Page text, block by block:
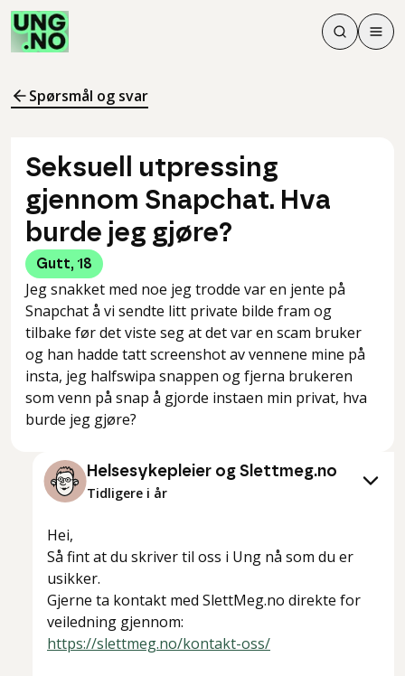
Søk
Søk
Meny
Spørsmål og svar
Seksuell utpressing
gjennom Snapchat. Hva
burde jeg gjøre?
Gutt, 18
Jeg snakket med noe jeg trodde var en jente på
Snapchat å vi sendte litt private bilde fram og
tilbake før det viste seg at det var en scam bruker
og han hadde tatt screenshot av vennene mine på
insta, jeg halfswipa snappen og fjerna brukeren
som venn på snap å gjorde instaen min privat, hva
burde jeg gjøre?
Helsesykepleier og Slettmeg.no
Tidligere i år
Hei,
Så fint at du skriver til oss i Ung nå som du er
usikker.
Gjerne ta kontakt med SlettMeg.no direkte for
veiledning gjennom:
https://slettmeg.no/kontakt-oss/